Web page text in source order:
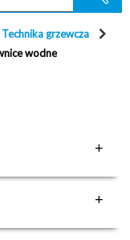
Technika grzewcza
wodne